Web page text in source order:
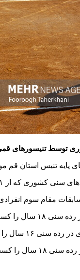
توسط تنیسورهای
پایه تنیس استان
شد ۴ مقام برتر را کسب کردند.
مقام سوم انفرادی را در
را کسب کرد.
خود اختصاص داد.
کسب کردند.